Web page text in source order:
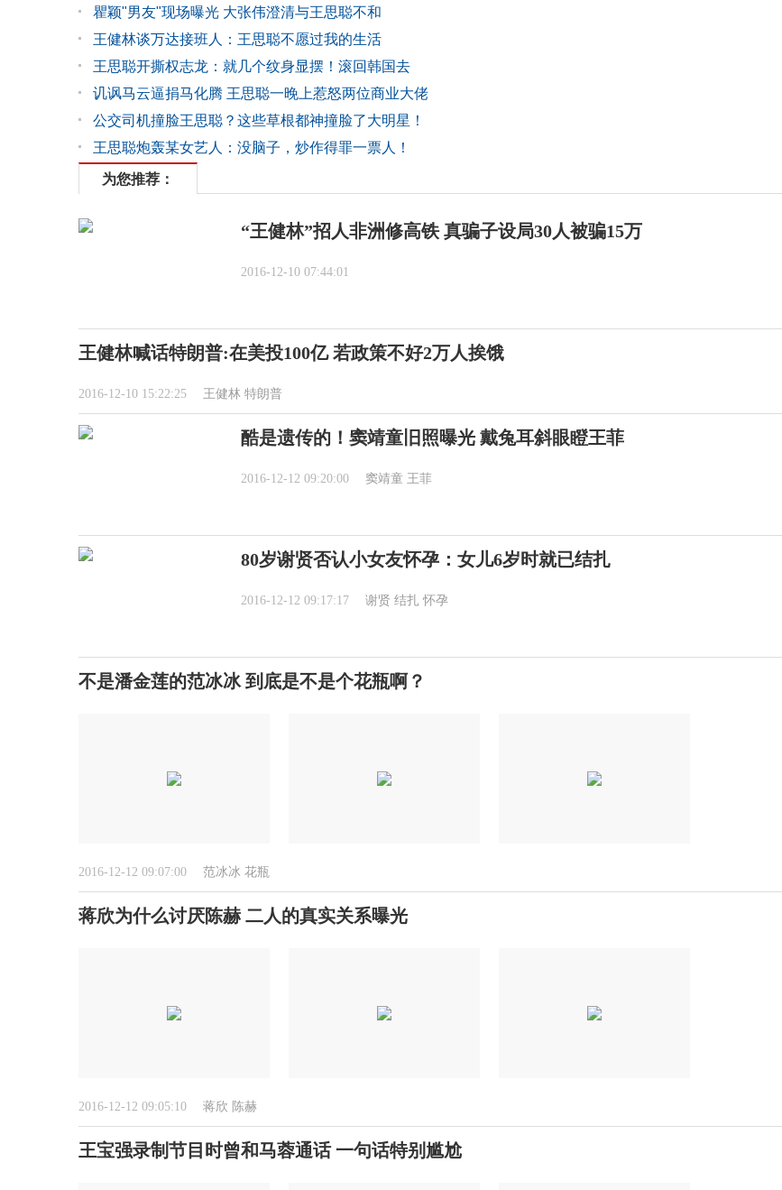
瞿颖"男友"现场曝光 大张伟澄清与王思聪不和
王健林谈万达接班人：王思聪不愿过我的生活
王思聪开撕权志龙：就几个纹身显摆！滚回韩国去
讥讽马云逼捐马化腾 王思聪一晚上惹怒两位商业大佬
公交司机撞脸王思聪？这些草根都神撞脸了大明星！
王思聪炮轰某女艺人：没脑子，炒作得罪一票人！
为您推荐：
“王健林”招人非洲修高铁 真骗子设局30人被骗15万
2016-12-10 07:44:01
王健林喊话特朗普:在美投100亿 若政策不好2万人挨饿
2016-12-10 15:22:25 王健林 特朗普
酷是遗传的！窦靖童旧照曝光 戴兔耳斜眼瞪王菲
2016-12-12 09:20:00 窦靖童 王菲
80岁谢贤否认小女友怀孕：女儿6岁时就已结扎
2016-12-12 09:17:17 谢贤 结扎 怀孕
不是潘金莲的范冰冰 到底是不是个花瓶啊？
2016-12-12 09:07:00 范冰冰 花瓶
蒋欣为什么讨厌陈赫 二人的真实关系曝光
2016-12-12 09:05:10 蒋欣 陈赫
王宝强录制节目时曾和马蓉通话 一句话特别尴尬